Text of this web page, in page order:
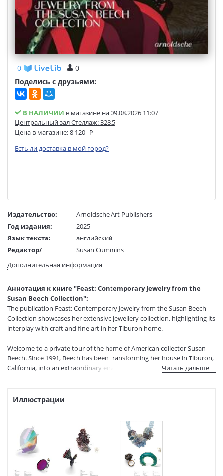
0
0
Поделись с друзьями:
В НАЛИЧИИ в магазине на 09.08.2026 11:07
Центральный зал Стеллаж: 328.5
Цена в магазине:8 120
Есть ли доставка в мой город?
Издательство:
Arnoldsche Art Publishers
Год издания:
2025
Язык текста:
английский
Редактор/
Susan Cummins
Тип обложки:
Твердый переплет
(ДхШхВ):
Вес:
1255 гр.
Страниц:
224
Код товара:
1250253
ISBN:
978-3-89790-733-1
В продаже с:
16.01.2026
Дополнительная информация
Аннотация к книге "Feast: Contemporary Jewelry from the
Susan Beech Collection":
The publication Feast: Contemporary Jewelry from the Susan Beech
Collection showcases her extensive jewellery collection, highlighting its
interplay with craft and fine art in her Tiburon home.
Welcome to a private tour of the home of American collector Susan
Beech. Since 1991, Beech has been transforming her house in Tiburon,
California, into an extraordinary environment, in which the themes of
darker forces of death and decay, and glimpses of pleasure are
contemporary jewelry thoughtfully assembled over four decades.
Lavishly illustrated and featuring four essays exploring Beech’s
activities as a collector and wearer as well as the key themes of her
pieces, the publication Feast: Contemporary Jewelry from the Susan
Beech Collection marks the donation of the collection to the Renwick
Читать дальше…
Иллюстрации